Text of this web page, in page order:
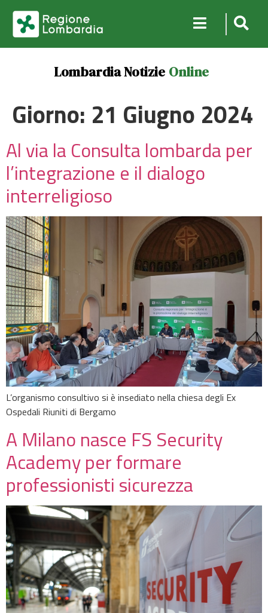
Lombardia Notizie Online
Giorno: 21 Giugno 2024
Al via la Consulta lombarda per
l’integrazione e il dialogo
interreligioso
L’organismo consultivo si è insediato nella chiesa degli Ex
Ospedali Riuniti di Bergamo
A Milano nasce FS Security
Academy per formare
professionisti sicurezza